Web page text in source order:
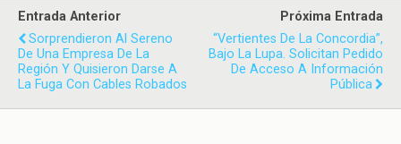
Entrada Anterior
Sorprendieron Al Sereno
De Una Empresa De La
Región Y Quisieron Darse A
La Fuga Con Cables Robados
Próxima Entrada
“Vertientes De La Concordia”,
Bajo La Lupa. Solicitan Pedido
De Acceso A Información
Pública